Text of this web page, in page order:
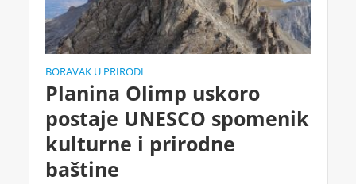
BORAVAK U PRIRODI
Planina Olimp uskoro
postaje UNESCO spomenik
kulturne i prirodne
baštine